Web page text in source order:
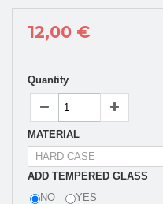
12,00 €
Quantity
MATERIAL
ADD TEMPERED GLASS
NO
YES